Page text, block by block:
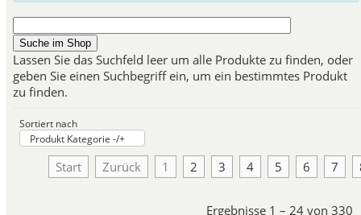
ganzen 18.
Porzellan der
Lassen Sie das Suchfeld leer um alle Produkte zu finden, oder
geben Sie einen Suchbegriff ein, um ein bestimmtes Produkt
zu finden.
Sortiert nach
Produkt Kategorie -/+
Start Zurück 1 2 3 4 5 6 7
Ergebnisse 1 – 24 von 330